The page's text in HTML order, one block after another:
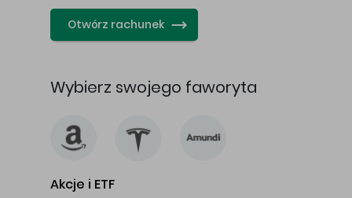
Otwórz rachunek
Wybierz swojego faworyta
Akcje i ETF